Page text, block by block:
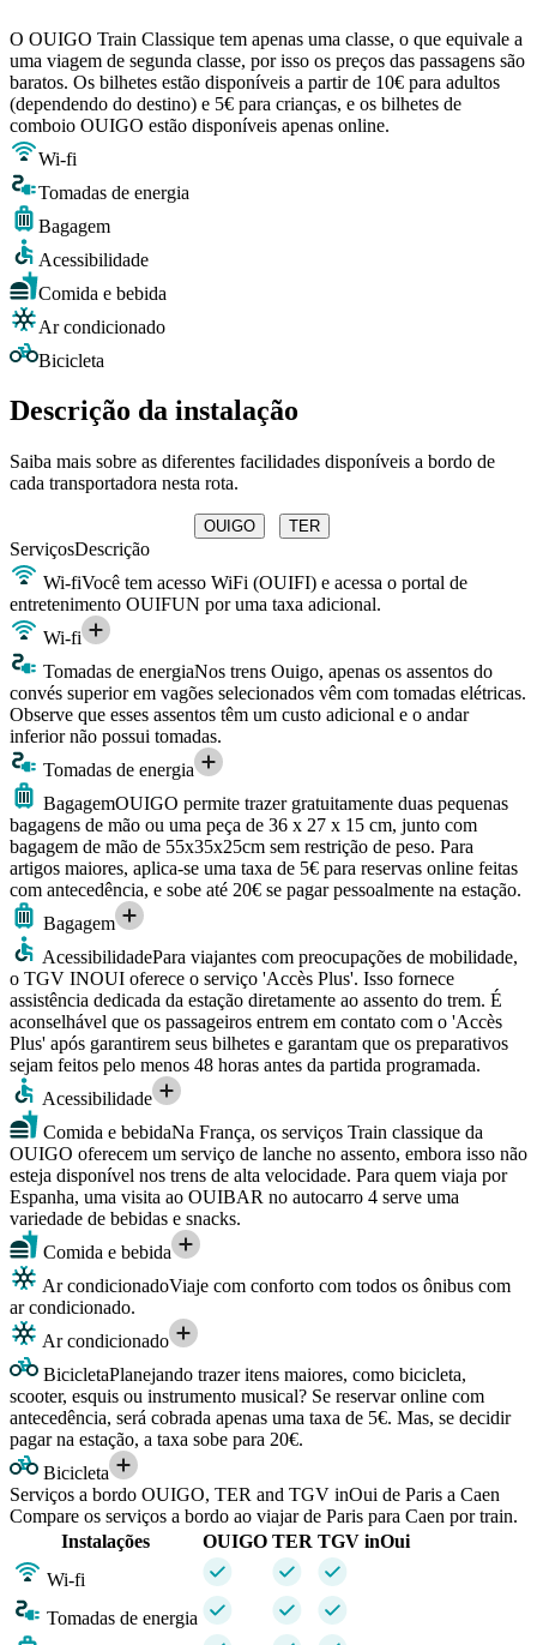
O OUIGO Train Classique tem apenas uma classe, o que equivale a
uma viagem de segunda classe, por isso os preços das passagens são
baratos. Os bilhetes estão disponíveis a partir de 10€ para adultos
(dependendo do destino) e 5€ para crianças, e os bilhetes de
comboio OUIGO estão disponíveis apenas online.
Wi-fi
Tomadas de energia
Bagagem
Acessibilidade
Comida e bebida
Ar condicionado
Bicicleta
Descrição da instalação
Saiba mais sobre as diferentes facilidades disponíveis a bordo de
cada transportadora nesta rota.
OUIGO TER
ServiçosDescrição
Wi-fiVocê tem acesso WiFi (OUIFI) e acessa o portal de
entretenimento OUIFUN por uma taxa adicional.
Wi-fi
Tomadas de energiaNos trens Ouigo, apenas os assentos do
convés superior em vagões selecionados vêm com tomadas elétricas.
Observe que esses assentos têm um custo adicional e o andar
inferior não possui tomadas.
Tomadas de energia
BagagemOUIGO permite trazer gratuitamente duas pequenas
bagagens de mão ou uma peça de 36 x 27 x 15 cm, junto com
bagagem de mão de 55x35x25cm sem restrição de peso. Para
artigos maiores, aplica-se uma taxa de 5€ para reservas online feitas
com antecedência, e sobe até 20€ se pagar pessoalmente na estação.
Bagagem
AcessibilidadePara viajantes com preocupações de mobilidade,
o TGV INOUI oferece o serviço 'Accès Plus'. Isso fornece
assistência dedicada da estação diretamente ao assento do trem. É
aconselhável que os passageiros entrem em contato com o 'Accès
Plus' após garantirem seus bilhetes e garantam que os preparativos
sejam feitos pelo menos 48 horas antes da partida programada.
Acessibilidade
Comida e bebidaNa França, os serviços Train classique da
OUIGO oferecem um serviço de lanche no assento, embora isso não
esteja disponível nos trens de alta velocidade. Para quem viaja por
Espanha, uma visita ao OUIBAR no autocarro 4 serve uma
variedade de bebidas e snacks.
Comida e bebida
Ar condicionadoViaje com conforto com todos os ônibus com
ar condicionado.
Ar condicionado
BicicletaPlanejando trazer itens maiores, como bicicleta,
scooter, esquis ou instrumento musical? Se reservar online com
antecedência, será cobrada apenas uma taxa de 5€. Mas, se decidir
pagar na estação, a taxa sobe para 20€.
Bicicleta
Serviços a bordo OUIGO, TER and TGV inOui de Paris a Caen
Compare os serviços a bordo ao viajar de Paris para Caen por train.
Instalações
OUIGO TER TGV inOui
Wi-fi
Tomadas de energia